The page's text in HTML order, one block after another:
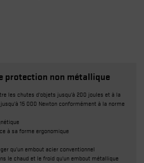
protection non métallique
les chutes d'objets jusqu'à 200 joules et à la
15 000 Newton conformément à la norme
à sa forme ergonomique
qu’un embout acier conventionnel
le chaud et le froid qu'un embout métallique